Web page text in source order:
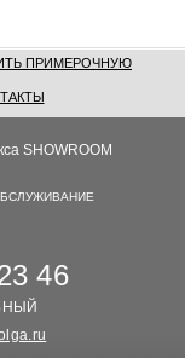
ПРИМЕРОЧНУЮ
SHOWROOM
46